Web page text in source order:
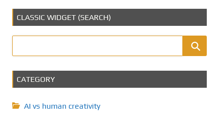
CLASSIC WIDGET (SEARCH)
CATEGORY
AI vs human creativity